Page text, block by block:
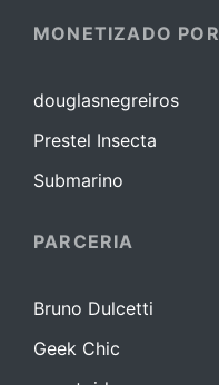
MONETIZADO POR
douglasnegreiros
Prestel Insecta
Submarino
PARCERIA
Bruno Dulcetti
Geek Chic